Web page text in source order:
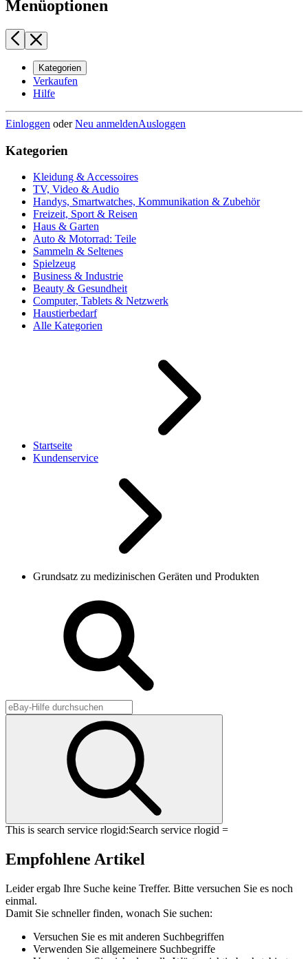
Menüoptionen
Kategorien
Verkaufen
Hilfe
Einloggen oderNeu anmeldenAusloggen
Kategorien
Kleidung & Accessoires
TV, Video & Audio
Handys, Smartwatches, Kommunikation & Zubehör
Freizeit, Sport & Reisen
Haus & Garten
Auto & Motorrad: Teile
Sammeln & Seltenes
Spielzeug
Business & Industrie
Beauty & Gesundheit
Computer, Tablets & Netzwerk
Haustierbedarf
Alle Kategorien
Startseite
Kundenservice
Grundsatz zu medizinischen Geräten und Produkten
This is search service rlogid:Search service rlogid =
Empfohlene Artikel
Leider ergab Ihre Suche keine Treffer. Bitte versuchen Sie es noch
einmal.
Damit Sie schneller finden, wonach Sie suchen:
Versuchen Sie es mit anderen Suchbegriffen
Verwenden Sie allgemeinere Suchbegriffe